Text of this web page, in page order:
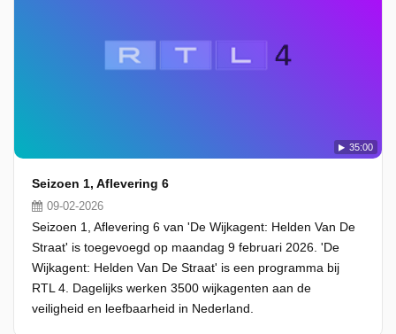
35:00
Seizoen 1, Aflevering 6
09-02-2026
Seizoen 1, Aflevering 6 van 'De Wijkagent: Helden Van De
Straat' is toegevoegd op maandag 9 februari 2026. 'De
Wijkagent: Helden Van De Straat' is een programma bij
RTL 4. Dagelijks werken 3500 wijkagenten aan de
veiligheid en leefbaarheid in Nederland.